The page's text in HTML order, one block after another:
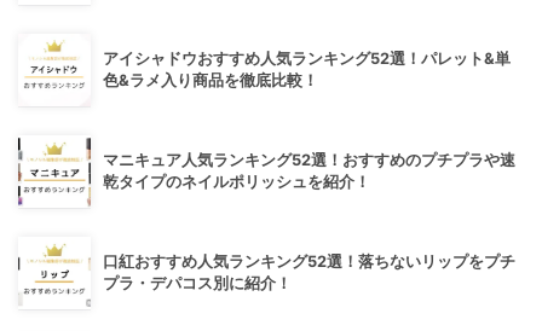
アイシャドウおすすめ人気ランキング52選！パレット&単
色&ラメ入り商品を徹底比較！
マニキュア人気ランキング52選！おすすめのプチプラや速
乾タイプのネイルポリッシュを紹介！
口紅おすすめ人気ランキング52選！落ちないリップをプチ
プラ・デパコス別に紹介！